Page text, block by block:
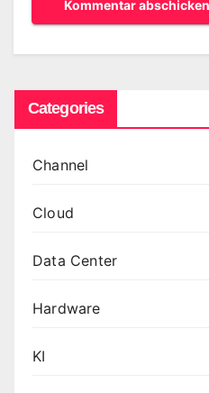
Categories
Channel
Cloud
Data Center
Hardware
KI